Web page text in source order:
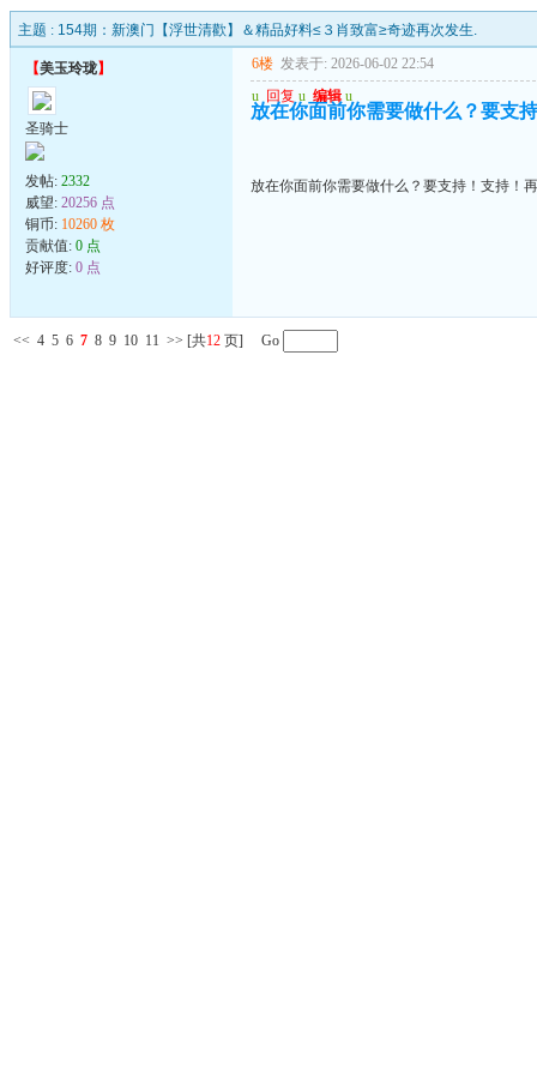
主题 : 154期：新澳门【浮世清歡】＆精品好料≤３肖致富≥奇迹再次发生.
【美玉玲珑】
圣骑士
发帖: 2332
威望: 20256 点
铜币: 10260 枚
贡献值: 0 点
好评度: 0 点
6楼 发表于: 2026-06-02 22:54
u 回复 u 编辑 u
放在你面前你需要做什么？要支
放在你面前你需要做什么？要支持！支持！
<< 4 5 6 7 8 9 10 11 >> [共12 页] Go